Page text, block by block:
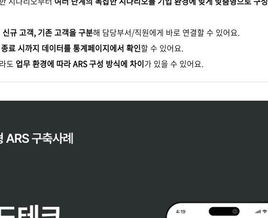
규 고객, 기존 고객을 구분해 담당부서/직원에게 바로 연결할 수 있어요.
료 시까지 데이터를 통계페이지에서 확인할 수 있어요.
도 업무 환경에 따라 ARS 구성 방식에 차이가 있을 수 있어요.